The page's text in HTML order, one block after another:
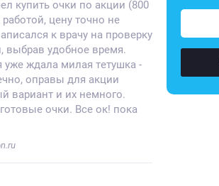
купить очки по акции (800
цену точно не
к врачу на проверку
выбрав удобное время.
ждала милая тетушка -
оправы для акции
вариант и их немного.
очки. Все ок! пока